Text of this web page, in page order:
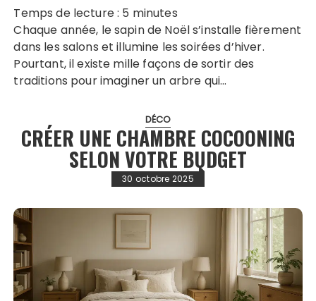
Temps de lecture : 5 minutes
Chaque année, le sapin de Noël s’installe fièrement
dans les salons et illumine les soirées d’hiver.
Pourtant, il existe mille façons de sortir des
traditions pour imaginer un arbre qui…
DÉCO
CRÉER UNE CHAMBRE COCOONING
SELON VOTRE BUDGET
30 octobre 2025